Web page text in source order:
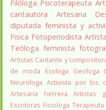
Filóloga Psicoterapeuta
cantautora
Artesana
diputada feminista y
Fisica Fotoperiodista
Teóloga feminista
Artistas Cantante y
de moda
Ecologa Geologa
Neurologa Activista por los
Artesana herrera
Artistas
Escritoras Fisiologa Terapeuta